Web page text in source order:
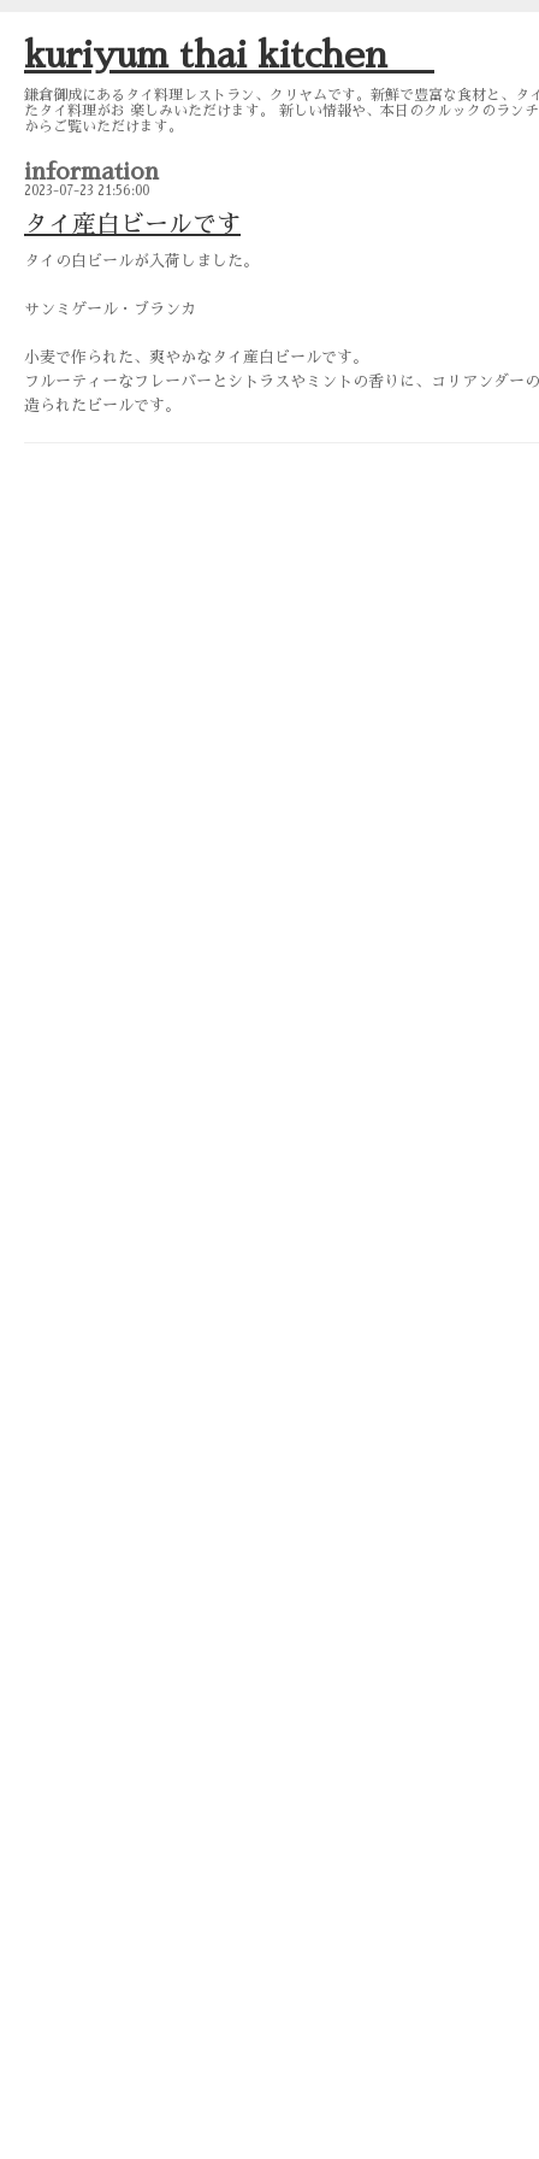
kuriyum thai kitchen
鎌倉御成にあるタイ料理レストラン、クリヤムです。新鮮で豊富な食材と、タ
たタイ料理がお 楽しみいただけます。 新しい情報や、本日のクルックのラ
からご覧いただけます。
information
2023-07-23 21:56:00
タイ産白ビールです
タイの白ビールが入荷しました。
サンミゲール・ブランカ
小麦で作られた、爽やかなタイ産白ビールです。
フルーティーなフレーバーとシトラスやミントの香りに、コリアンダー
造られたビールです。